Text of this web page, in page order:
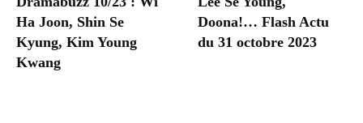
Ha Joon, Shin Se
Kyung, Kim Young
Kwang
Doona!… Flash Actu
du 31 octobre 2023